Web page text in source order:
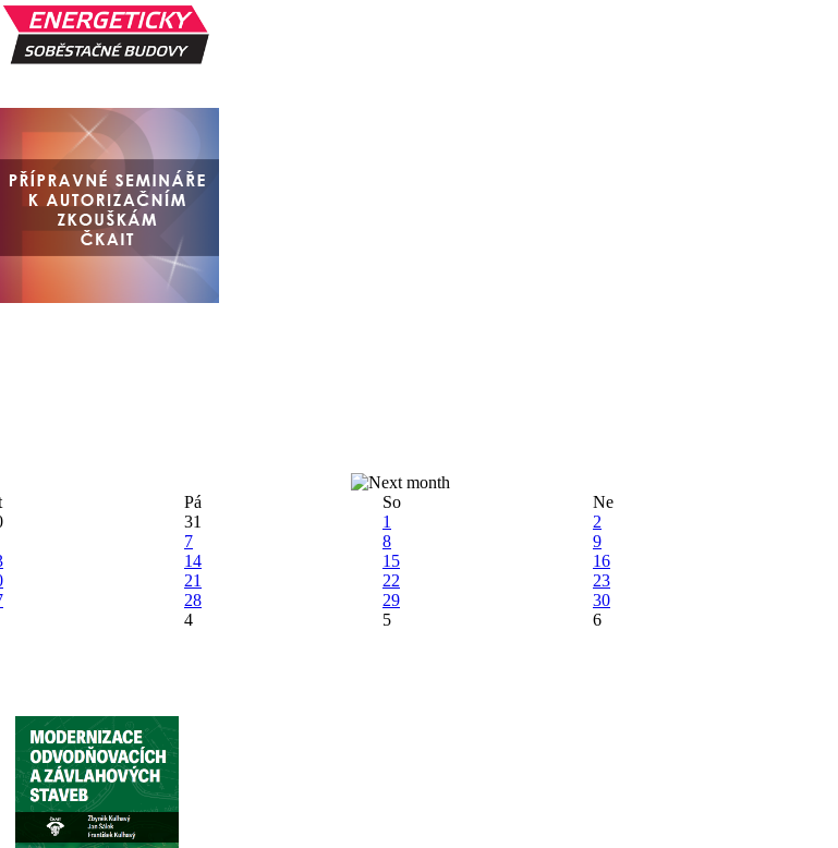
Pá So
Ne
31 1
2
7 8
9
14 15
16
21 22
23
28 29
30
4 5 6